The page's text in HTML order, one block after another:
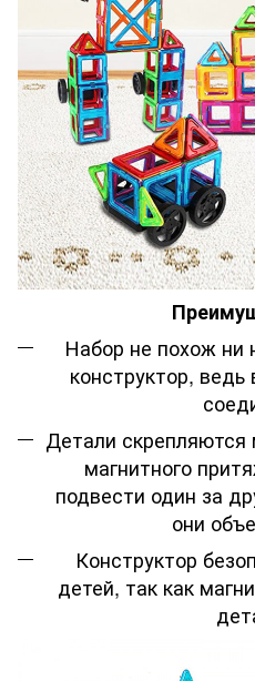
Набор не похож ни
конструктор,
Детали
магнитного
подвести один за
они
Конструктор
детей, так как